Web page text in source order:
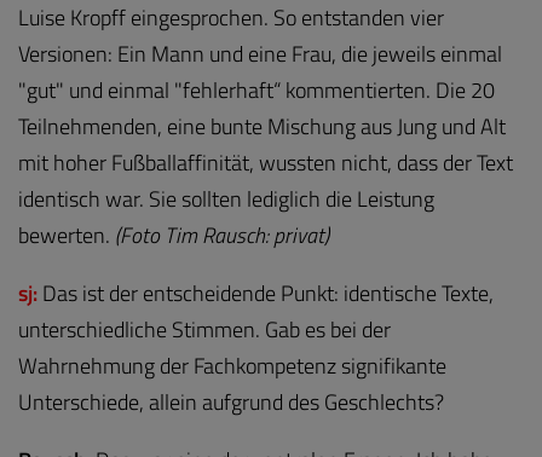
Luise Kropff eingesprochen. So entstanden vier
Versionen: Ein Mann und eine Frau, die jeweils einmal
"gut" und einmal "fehlerhaft“ kommentierten. Die 20
Teilnehmenden, eine bunte Mischung aus Jung und Alt
mit hoher Fußballaffinität, wussten nicht, dass der Text
identisch war. Sie sollten lediglich die Leistung
bewerten. (Foto Tim Rausch: privat)
sj:Das ist der entscheidende Punkt: identische Texte,
unterschiedliche Stimmen. Gab es bei der
Wahrnehmung der Fachkompetenz signifikante
Unterschiede, allein aufgrund des Geschlechts?